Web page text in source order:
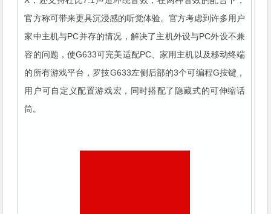
官方称可带来更具沉浸感的听觉体验。官方考虑到许多用户
家中主机与PC并存的情况，解决了主机外设与PC外设不兼
容的问题，使G633可完美适配PC、家用主机以及移动终端
的所有游戏平台，罗技G633左侧后部的3个可编程G按键，
用户可自定义配置游戏宏，同时搭配了隐藏式的可伸缩话
筒。